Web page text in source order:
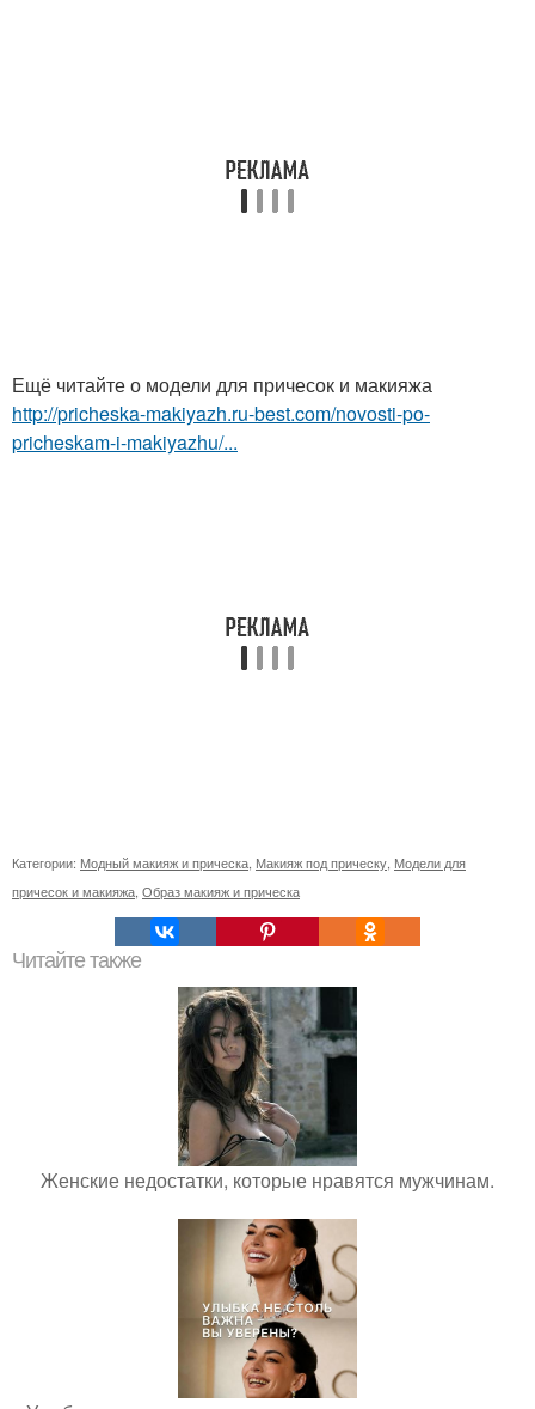
Ещё читайте о модели для причесок и макияжа
http://pricheska-makiyazh.ru-best.com/novosti-po-
pricheskam-i-makiyazhu/...
Категории: Модный макияж и прическа Макияж под прическу Модели для
причесок и макияжа Образ макияж и прическа
Читайте также
Женские недостатки, которые нравятся мужчинам.